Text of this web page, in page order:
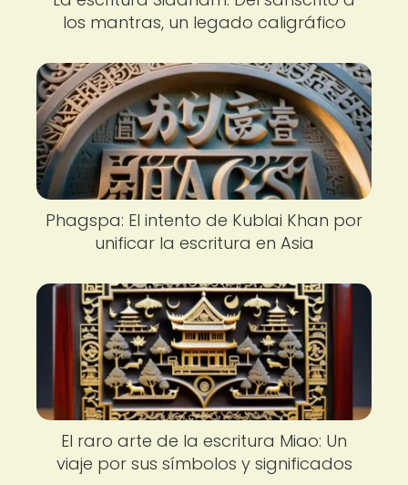
los mantras, un legado caligráfico
Phagspa: El intento de Kublai Khan por
unificar la escritura en Asia
El raro arte de la escritura Miao: Un
viaje por sus símbolos y significados